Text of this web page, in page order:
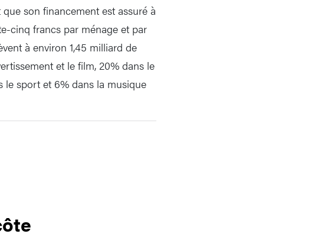
son financement est assuré à
cinq francs par ménage et par
à environ 1,45 milliard de
et le film, 20% dans le
le sport et 6% dans la musique